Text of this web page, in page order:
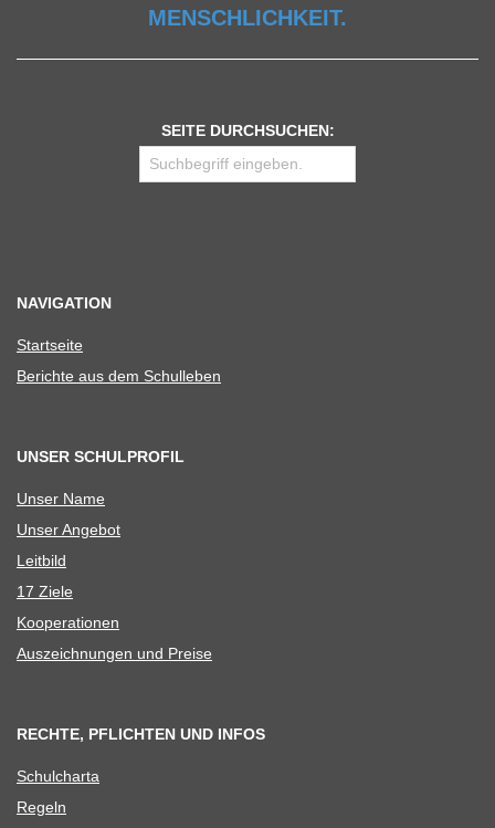
MENSCHLICHKEIT.
SEITE DURCHSUCHEN:
NAVIGATION
Start­seite
Berichte aus dem Schulleben
UNSER SCHULPROFIL
Unser Name
Unser Ange­bot
Leit­bild
17 Ziele
Koope­ra­tio­nen
Aus­zeich­nun­gen und Preise
RECHTE, PFLICHTEN UND INFOS
Schul­charta
Regeln